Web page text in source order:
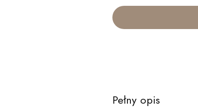
Pełny opis